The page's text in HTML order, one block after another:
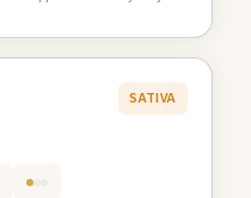
SATIVA